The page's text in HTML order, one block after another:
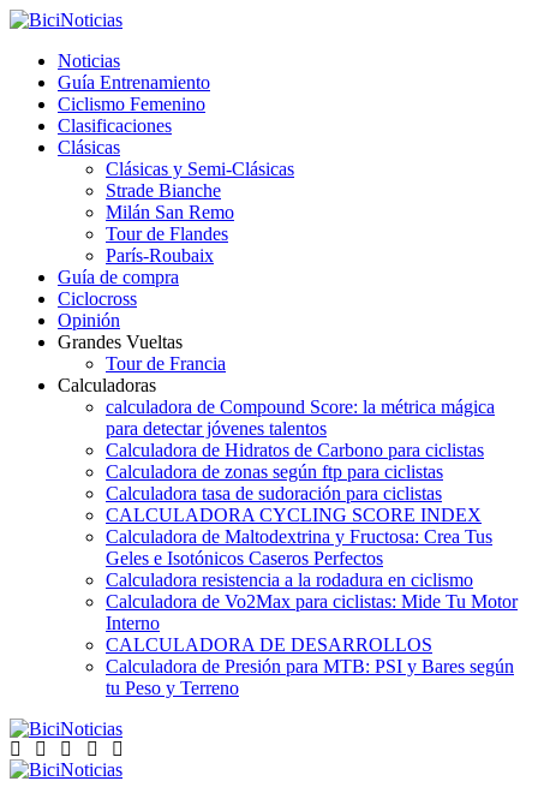
Noticias
Guía Entrenamiento
Ciclismo Femenino
Clasificaciones
Clásicas
Clásicas y Semi-Clásicas
Strade Bianche
Milán San Remo
Tour de Flandes
París-Roubaix
Guía de compra
Ciclocross
Opinión
Grandes Vueltas
Tour de Francia
Calculadoras
calculadora de Compound Score: la métrica mágica
para detectar jóvenes talentos
Calculadora de Hidratos de Carbono para ciclistas
Calculadora de zonas según ftp para ciclistas
Calculadora tasa de sudoración para ciclistas
CALCULADORA CYCLING SCORE INDEX
Calculadora de Maltodextrina y Fructosa: Crea Tus
Geles e Isotónicos Caseros Perfectos
Calculadora resistencia a la rodadura en ciclismo
Calculadora de Vo2Max para ciclistas: Mide Tu Motor
Interno
CALCULADORA DE DESARROLLOS
Calculadora de Presión para MTB: PSI y Bares según
tu Peso y Terreno